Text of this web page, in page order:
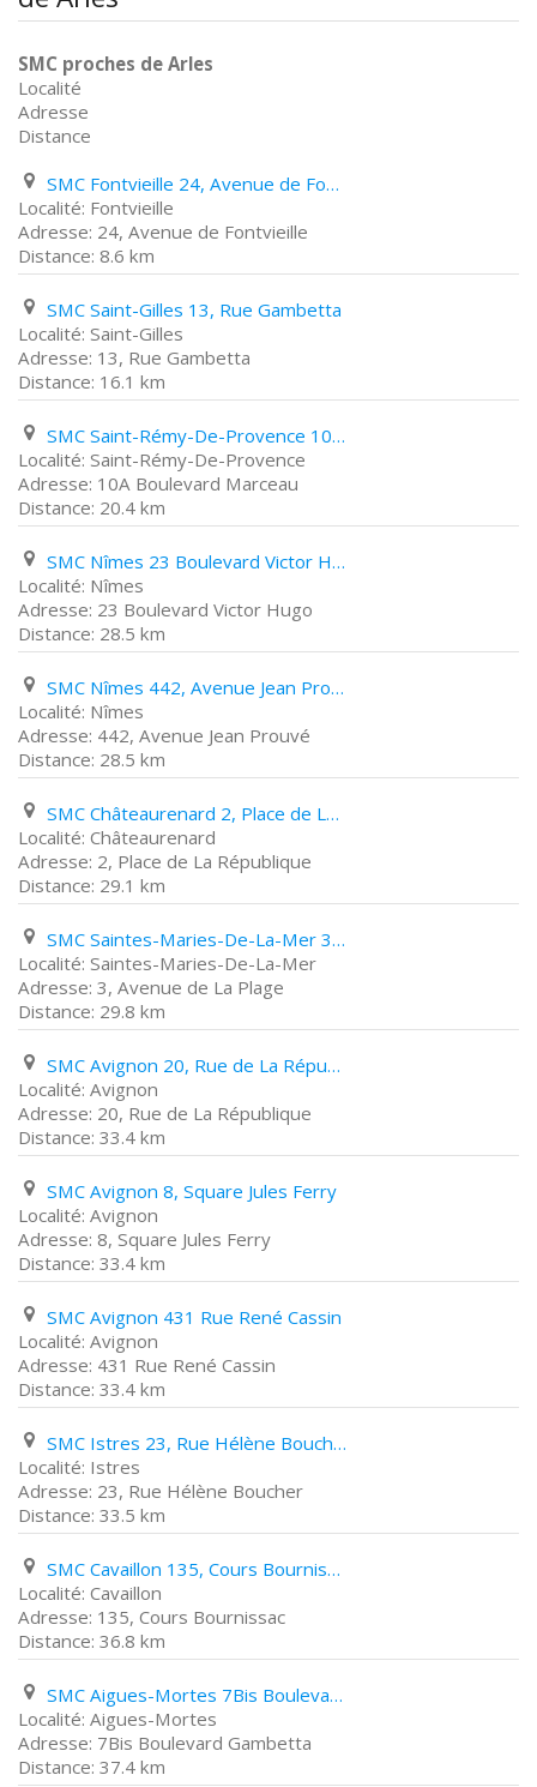
SMC proches de Arles
Localité
Adresse
Distance
SMC Fontvieille 24, Avenue de Fontvieille
Fontvieille
24, Avenue de Fontvieille
8.6 km
SMC Saint-Gilles 13, Rue Gambetta
Saint-Gilles
13, Rue Gambetta
16.1 km
SMC Saint-Rémy-De-Provence 10A Boulevard Marceau
Saint-Rémy-De-Provence
10A Boulevard Marceau
20.4 km
SMC Nîmes 23 Boulevard Victor Hugo
Nîmes
23 Boulevard Victor Hugo
28.5 km
SMC Nîmes 442, Avenue Jean Prouvé
Nîmes
442, Avenue Jean Prouvé
28.5 km
SMC Châteaurenard 2, Place de La République
Châteaurenard
2, Place de La République
29.1 km
SMC Saintes-Maries-De-La-Mer 3, Avenue de La Plage
Saintes-Maries-De-La-Mer
3, Avenue de La Plage
29.8 km
SMC Avignon 20, Rue de La République
Avignon
20, Rue de La République
33.4 km
SMC Avignon 8, Square Jules Ferry
Avignon
8, Square Jules Ferry
33.4 km
SMC Avignon 431 Rue René Cassin
Avignon
431 Rue René Cassin
33.4 km
SMC Istres 23, Rue Hélène Boucher
Istres
23, Rue Hélène Boucher
33.5 km
SMC Cavaillon 135, Cours Bournissac
Cavaillon
135, Cours Bournissac
36.8 km
SMC Aigues-Mortes 7Bis Boulevard Gambetta
Aigues-Mortes
7Bis Boulevard Gambetta
37.4 km